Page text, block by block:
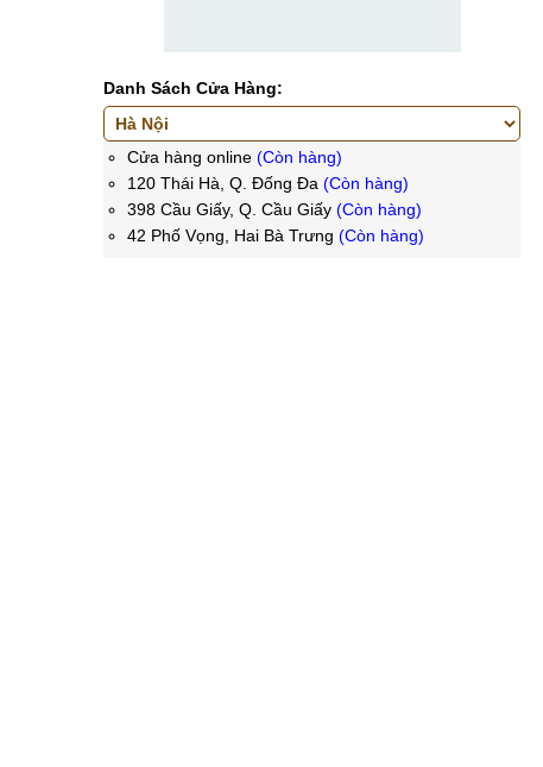
Danh Sách Cửa Hàng:
Cửa hàng online (Còn hàng)
120 Thái Hà, Q. Đống Đa (Còn hàng)
398 Cầu Giấy, Q. Cầu Giấy (Còn hàng)
42 Phố Vọng, Hai Bà Trưng (Còn hàng)